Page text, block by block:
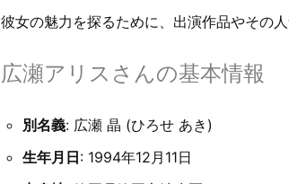
彼女の魅力を探るために、出演作品やその
広瀬アリスさんの基本情報
別名義: 広瀬 晶 (ひろせ あき)
生年月日: 1994年12月11日